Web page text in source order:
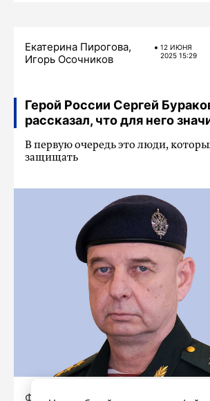
Екатерина Пирогова,
Игорь Осочников
12 ИЮНЯ
2025 15:29
Герой России Сергей
рассказал, что для него
В первую очередь это люди,
защищать
Фото: Пресс-служба Росгвардии